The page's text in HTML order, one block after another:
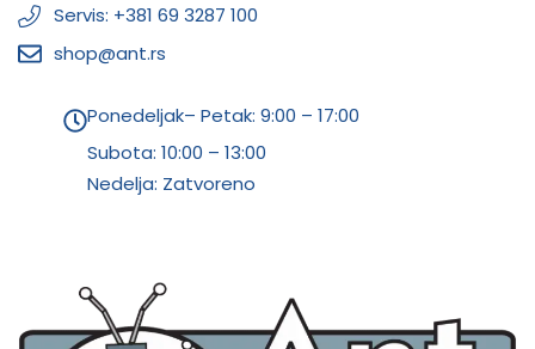
Servis: +381 69 3287 100
shop@ant.rs
Ponedeljak– Petak: 9:00 – 17:00
Subota: 10:00 – 13:00
Nedelja: Zatvoreno